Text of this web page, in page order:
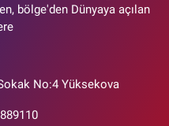
bölge'den Dünyaya açılan
No:4 Yüksekova